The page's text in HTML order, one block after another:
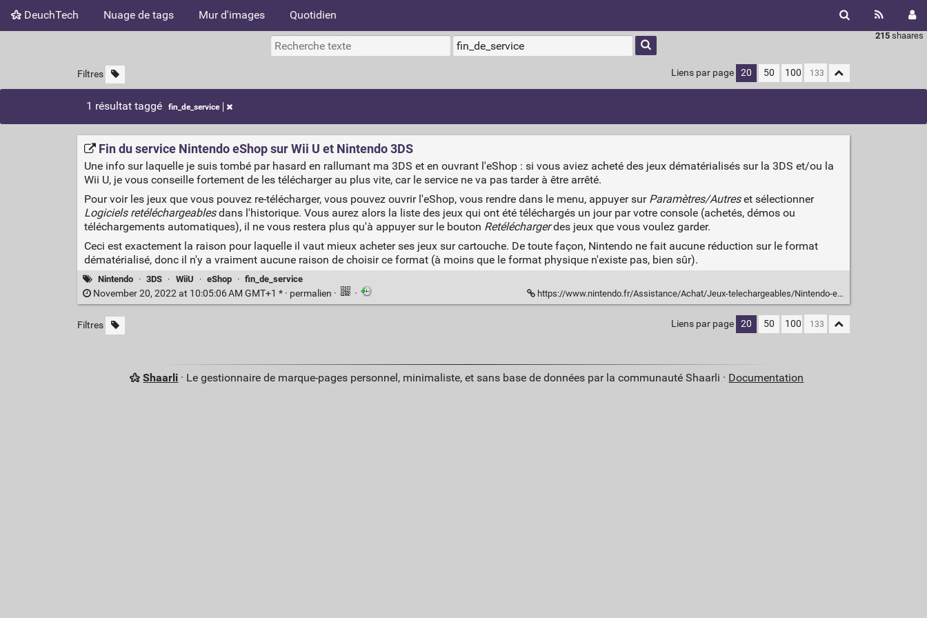
DeuchTech Nuage de tags Mur d'images Quotidien
215 shaares
Filtres Liens par page 20 50 100
1 résultat taggé fin_de_service
Fin du service Nintendo eShop sur Wii U et Nintendo 3DS
Une info sur laquelle je suis tombé par hasard en rallumant ma 3DS et en ouvrant l'eShop : si vous aviez acheté des jeux dématérialisés sur la 3DS et/ou la
Wii U, je vous conseille fortement de les télécharger au plus vite, car le service ne va pas tarder à être arrêté.
Pour voir les jeux que vous pouvez re-télécharger, vous pouvez ouvrir l'eShop, vous rendre dans le menu, appuyer sur Paramètres/Autreset sélectionner
Logiciels retéléchargeablesdans l'historique. Vous aurez alors la liste des jeux qui ont été téléchargés un jour par votre console (achetés, démos ou
téléchargements automatiques), il ne vous restera plus qu'à appuyer sur le bouton Retéléchargerdes jeux que vous voulez garder.
Ceci est exactement la raison pour laquelle il vaut mieux acheter ses jeux sur cartouche. De toute façon, Nintendo ne fait aucune réduction sur le format
dématérialisé, donc il n'y a vraiment aucune raison de choisir ce format (à moins que le format physique n'existe pas, bien sûr).
Nintendo · 3DS · WiiU · eShop · fin_de_service
November 20, 2022 at 10:05:06 AM GMT+1 * · permalien · · https://www.nintendo.fr/Assistance/Achat/Jeux-telechargeables/Nintendo-eShop/Notification-fin-du-service-Nintendo-eShop-sur-Wii-U-et-Nintendo-3DS-Mise-a-jour-d-aout-2022-2174073.html
Filtres Liens par page 20 50 100
Shaarli · Le gestionnaire de marque-pages personnel, minimaliste, et sans base de données par la communauté Shaarli · Documentation